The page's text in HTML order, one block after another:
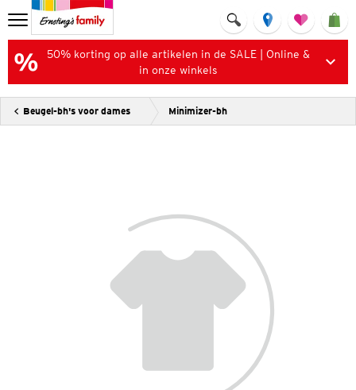
50% korting op alle artikelen in de SALE | Online &
in onze winkels
Beugel-bh's voor dames Minimizer-bh